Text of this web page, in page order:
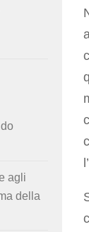
agli
della